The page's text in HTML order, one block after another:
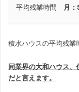
平均残業時間 月
積水ハウスの平均残業
同業界の大和ハウス
だと言えます。